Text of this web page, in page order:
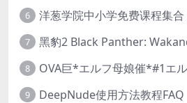
6 洋葱学院中小学免费课程集
7
8
9 DeepNude使用方法教程FAQ